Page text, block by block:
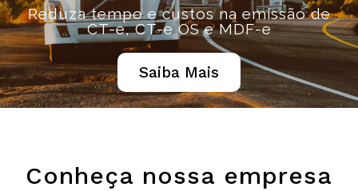
Reduza tempo e custos na emissão de
CT-e, CT-e OS e MDF-e
Saiba Mais
Conheça nossa empresa